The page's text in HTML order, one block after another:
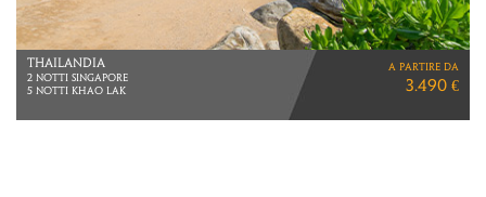
POLINESIA
VOLI ITA AIRWAYS/
AIR TAHITI NUI
a partire da
6.690 €